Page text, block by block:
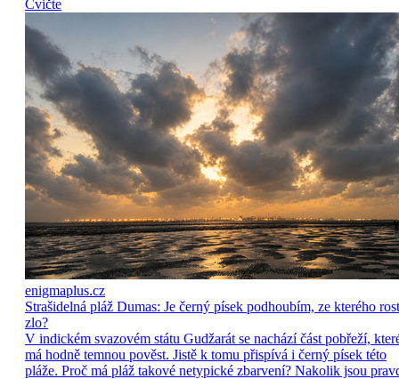
Cvičte
enigmaplus.cz
Strašidelná pláž Dumas: Je černý písek podhoubím, ze kterého
zlo?
V indickém svazovém státu Gudžarát se nachází část pobřeží,
má hodně temnou pověst. Jistě k tomu přispívá i černý písek této
pláže. Proč má pláž takové netypické zbarvení? Nakolik jsou